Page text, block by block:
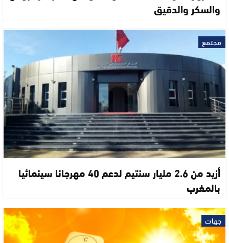
والسكر والدقيق
مجتمع
أزيد من 2.6 مليار سنتيم لدعم 40 مهرجانا سينمائيا
بالمغرب
جهات